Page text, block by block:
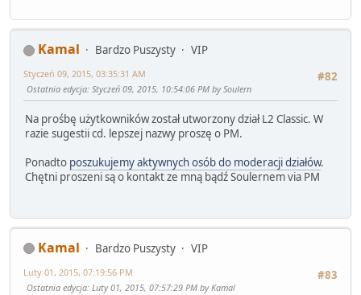
Kamal Bardzo Puszysty
VIP
#82
Styczeń 09, 2015, 03:35:31 AM
Ostatnia edycja: Styczeń 09, 2015, 10:54:06 PM by Soulern
Na prośbę użytkowników został utworzony dział L2 Classic. W
razie sugestii cd. lepszej nazwy proszę o PM.
Ponadto poszukujemy aktywnych osób do moderacji działów.
Chętni proszeni są o kontakt ze mną bądź Soulernem via PM
Kamal Bardzo Puszysty
VIP
#83
Luty 01, 2015, 07:19:56 PM
Ostatnia edycja: Luty 01, 2015, 07:57:29 PM by Kamal